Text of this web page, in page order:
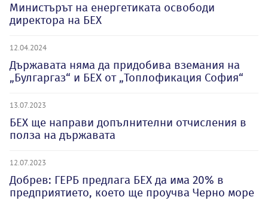
Министърът на енергетиката освободи
директора на БЕХ
12.04.2024
Държавата няма да придобива вземания на
„Булгаргаз“ и БЕХ от „Топлофикация София“
13.07.2023
БЕХ ще направи допълнителни отчисления в
полза на държавата
12.07.2023
Добрев: ГЕРБ предлага БЕХ да има 20% в
предприятието, което ще проучва Черно море